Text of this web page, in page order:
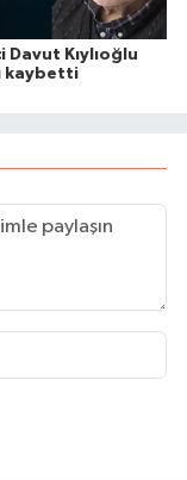
Davut Kıylıoğlu
kaybetti
anıldı